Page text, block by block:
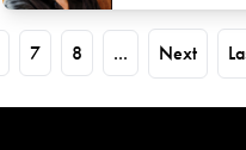
7 8 ... Next